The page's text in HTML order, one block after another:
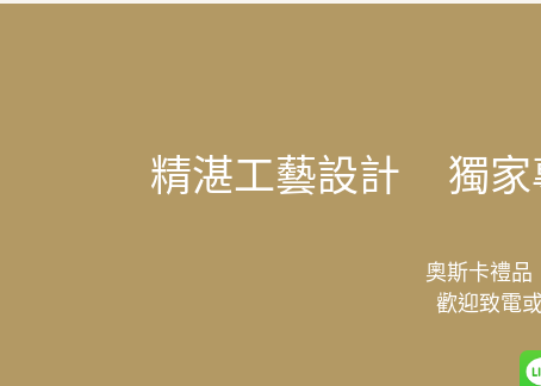
精湛工藝設計 獨家
奧斯卡禮
歡迎致電